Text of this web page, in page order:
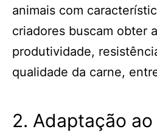
animais com
criadores buscam obter
produtividade,
qualidade da carne,
2. Adaptação